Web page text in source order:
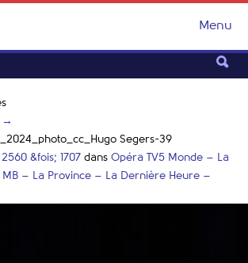
Menu
→
Segers-39
2560 &fois; 1707 dans Opéra TV5 Monde – La
MB – La Province – La Dernière Heure –